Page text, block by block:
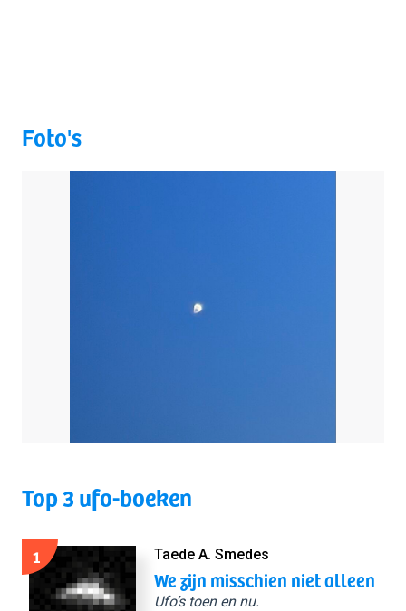
Foto's
Top 3 ufo-boeken
1 Taede A. Smedes
We zijn misschien niet alleen
Ufo’s toen en nu.